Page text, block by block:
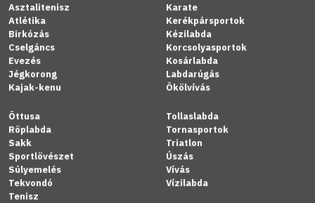
Asztalitenisz
Atlétika
Birkózás
Cselgáncs
Evezés
Jégkorong
Kajak-kenu
Karate
Kerékpársportok
Kézilabda
Korcsolyasportok
Kosárlabda
Labdarúgás
Ökölvívás
Öttusa
Röplabda
Sakk
Sportlövészet
Súlyemelés
Tekvondó
Tenisz
Tollaslabda
Tornasportok
Triatlon
Úszás
Vívás
Vízilabda